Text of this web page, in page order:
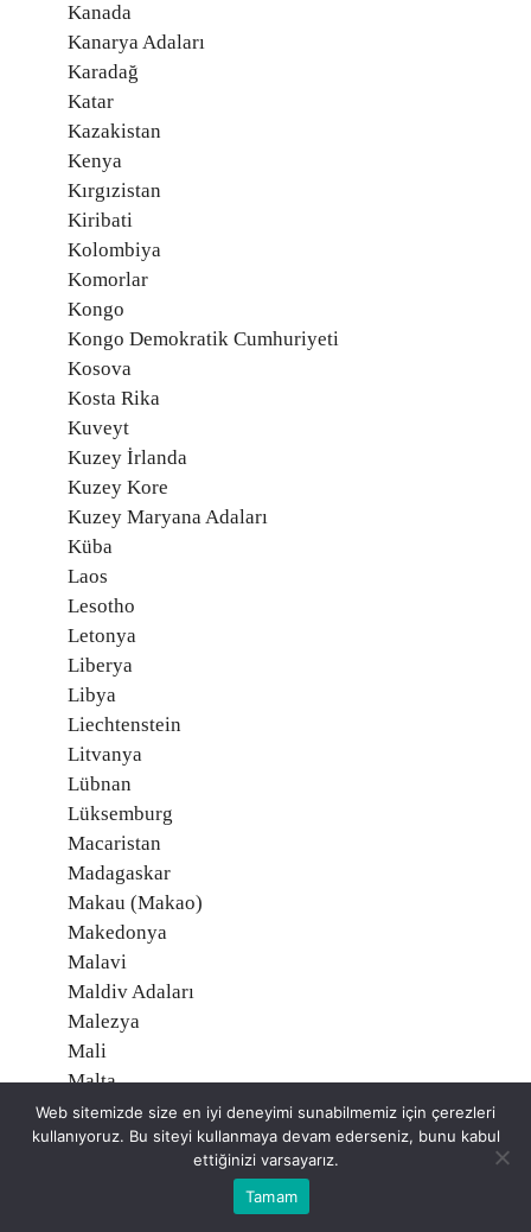
Kanada
Kanarya Adaları
Karadağ
Katar
Kazakistan
Kenya
Kırgızistan
Kiribati
Kolombiya
Komorlar
Kongo
Kongo Demokratik Cumhuriyeti
Kosova
Kosta Rika
Kuveyt
Kuzey İrlanda
Kuzey Kore
Kuzey Maryana Adaları
Küba
Laos
Lesotho
Letonya
Liberya
Libya
Liechtenstein
Litvanya
Lübnan
Lüksemburg
Macaristan
Madagaskar
Makau (Makao)
Makedonya
Malavi
Maldiv Adaları
Malezya
Mali
Malta
Marşal Adaları
Martinik, Fransa
Web sitemizde size en iyi deneyimi sunabilmemiz için çerezleri
kullanıyoruz. Bu siteyi kullanmaya devam ederseniz, bunu kabul
ettiğinizi varsayarız.
Tamam